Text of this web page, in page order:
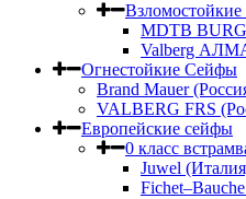
MDTB
Valberg
Огнестойкие Сейфы
Brand Mauer
VALBERG FRS
Европейские сейфы
0 класс
Juwel